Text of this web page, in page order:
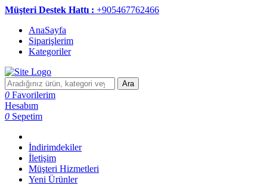
Müşteri Destek Hattı : +905467762466
AnaSayfa
Siparişlerim
Kategoriler
Ara
0 Favorilerim
Hesabım
0 Sepetim
İndirimdekiler
İletişim
Müşteri Hizmetleri
Yeni Ürünler